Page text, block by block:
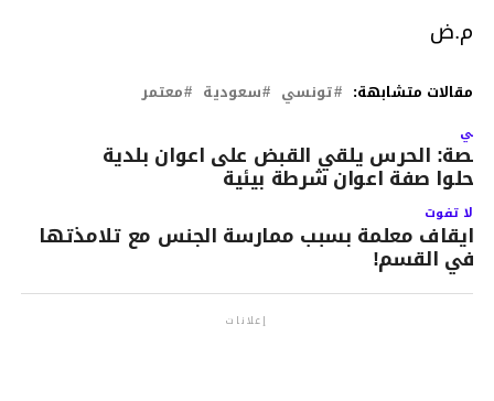
م.ض
مقالات متشابهة: تونسي سعودية معتمر
الحرس يلقي القبض على اعوان بلدية
صفة اعوان شرطة بيئية
لا تفوت
ايقاف معلمة بسبب ممارسة الجنس مع تلامذتها
في القسم!
إعلانات